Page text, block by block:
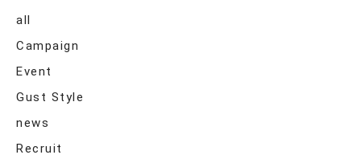
all
Campaign
Event
Gust Style
news
Recruit